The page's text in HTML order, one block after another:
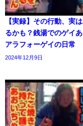
【実録】その行動、実
るかも？銭湯でのゲイ
アラフォーゲイの日常
2024年12月9日